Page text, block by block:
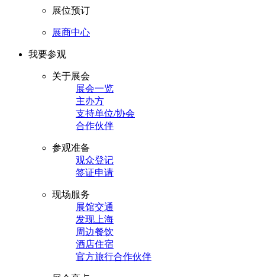
展位预订
展商中心
我要参观
关于展会
展会一览
主办方
支持单位/协会
合作伙伴
参观准备
观众登记
签证申请
现场服务
展馆交通
发现上海
周边餐饮
酒店住宿
官方旅行合作伙伴